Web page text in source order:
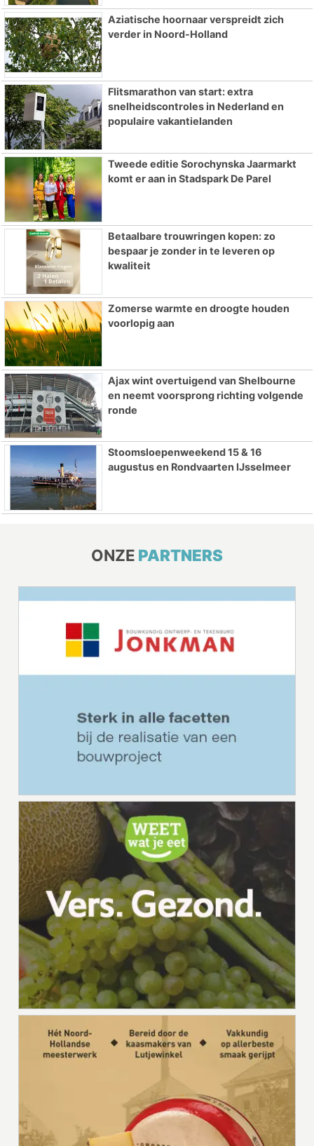
Aziatische hoornaar verspreidt zich
verder in Noord-Holland
Flitsmarathon van start: extra
snelheidscontroles in Nederland en
populaire vakantielanden
Tweede editie Sorochynska Jaarmarkt
komt er aan in Stadspark De Parel
Betaalbare trouwringen kopen: zo
bespaar je zonder in te leveren op
kwaliteit
Zomerse warmte en droogte houden
voorlopig aan
Ajax wint overtuigend van Shelbourne
en neemt voorsprong richting volgende
ronde
Stoomsloepenweekend 15 & 16
augustus en Rondvaarten IJsselmeer
ONZE PARTNERS